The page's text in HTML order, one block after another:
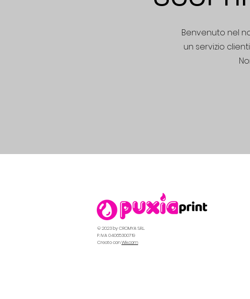
Benvenuto nel
un servizio
© 2023 by CROMYA S.R.L.
P. IVA 04065300719
Creato conWix.com